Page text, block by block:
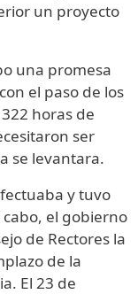
un proyecto
una promesa
el paso de los
horas de
ser
se levantara.
y tuvo
el gobierno
de Rectores la
de la
El 23 de